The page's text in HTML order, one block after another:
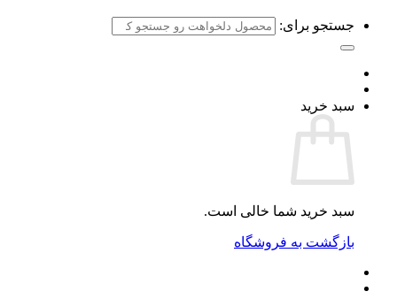
جستجو برای:
سبد خرید
سبد خرید شما خالی است.
بازگشت به فروشگاه